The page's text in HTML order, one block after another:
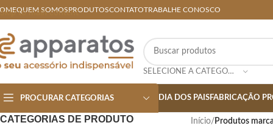
Skip to main content
QUEM SOMOSPRODUTOSCONTATOTRABALHE CONOSCO
SELECIONE A CATEGORIA
PROCURAR CATEGORIAS DIA DOS PAISFABRICAÇÃO
CATEGORIAS DE PRODUTO Início/ Produtos